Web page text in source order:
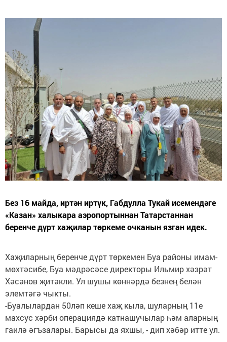
Без 16 майда, иртән иртүк, Габдулла Тукай исемендәге
«Казан» халыкара аэропортыннан Татарстаннан
беренче дүрт хаҗилар төркеме очканын язган идек.
Хаҗиларның беренче дүрт төркемен Буа районы имам-
мөхтәсибе, Буа мәдрәсәсе директоры Ильмир хәзрәт
Хәсәнов җитәкли. Ул шушы көннәрдә безнең белән
элемтәгә чыкты.
-Буалылардан 50ләп кеше хаҗ кыла, шуларның 11е
махсус хәрби операциядә катнашучылар һәм аларның
гаилә әгъзалары. Барысы да яхшы, - дип хәбәр итте ул.